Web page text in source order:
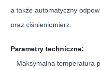
a także automatyczny
oraz ciśnieniomierz.
Parametry techniczne:
– Maksymalna temperatura